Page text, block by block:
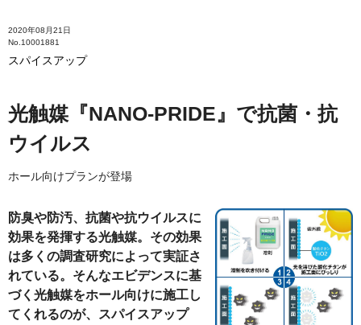
2020年08月21日
No.10001881
スパイスアップ
光触媒『NANO‐PRIDE』で抗菌・抗
ウイルス
ホール向けプランが登場
防臭や防汚、抗菌や抗ウイルスに
効果を発揮する光触媒。その効果
は多くの調査研究によって実証さ
れている。そんなエビデンスに基
づく光触媒をホール向けに施工し
てくれるのが、スパイスアップ